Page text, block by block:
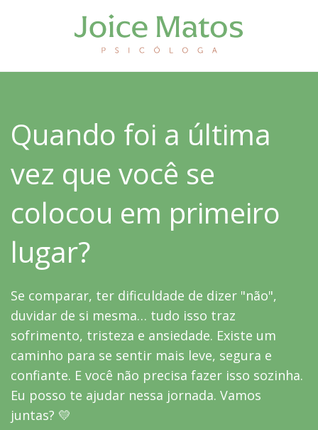
Quando foi a última
vez que você se
colocou em primeiro
lugar?
Se comparar, ter dificuldade de dizer "não",
duvidar de si mesma… tudo isso traz
sofrimento, tristeza e ansiedade. Existe um
caminho para se sentir mais leve, segura e
confiante. E você não precisa fazer isso sozinha.
Eu posso te ajudar nessa jornada. Vamos
juntas? 💛